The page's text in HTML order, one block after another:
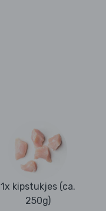
1x kipstukjes (ca.
250g)